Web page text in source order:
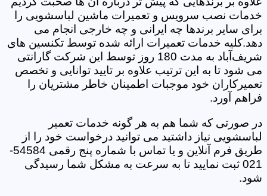
خدمات نصب سرویس و تعمیرات ماشین لباسشویی را
برای سایر برندها چه ایرانی و چه خارجی انجام می
دهد.کلیه خدمات تعمیرات ارائه شده توسط تکنسین های
شریف‌آباد به مدت 180 روز توسط این شرکت گارانتی
می شود تا به این ترتیب علاوه بر تایید توانایی و تخصص
تعمیرکاران خود موجبات اطمینان خاطر مشتریان را
فراهم آورد.
در صورتی که شما هم به هر گونه خدمات تعمیر
لباسشویی نیاز داشتید می توانید درخواست خود را از
طریق فرم آنلاین و یا تماس با شماره پنج رقمی 54584-
021 ثبت نمایید تا به سرعت به مشکل شما رسیدگی
شود.